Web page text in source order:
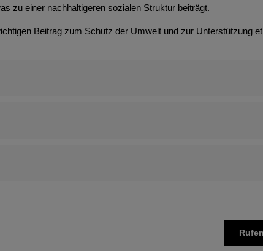
zu einer nachhaltigeren sozialen Struktur beiträgt.
Beitrag zum Schutz der Umwelt und zur Unterstützung